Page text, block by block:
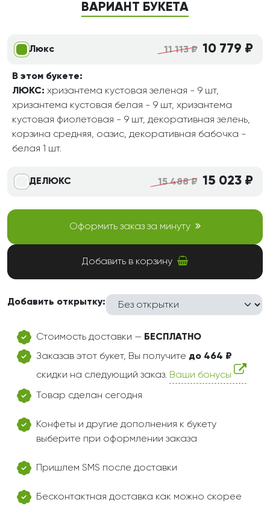
ВАРИАНТ БУКЕТА
Люкс 11 113 ₽ 10 779 ₽
В этом букете:
ЛЮКС: хризантема кустовая зеленая - 9 шт,
хризантема кустовая белая - 9 шт, хризантема
кустовая фиолетовая - 9 шт, декоративная зелень,
корзина средняя, оазис, декоративная бабочка -
белая 1 шт.
ДЕЛЮКС 15 488 ₽ 15 023 ₽
Оформить заказ за минуту
Добавить в корзину
Добавить открытку:
Стоимость доставки — БЕСПЛАТНО
Заказав этот букет, Вы получите до 464 ₽
скидки на следующий заказ. Ваши бонусы
Товар сделан сегодня
Конфеты и другие дополнения к букету
выберите при оформлении заказа
Пришлем SMS после доставки
Бесконтактная доставка как можно скорее